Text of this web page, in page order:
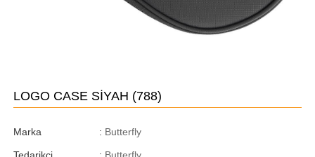
LOGO CASE SİYAH (788)
Marka : Butterfly